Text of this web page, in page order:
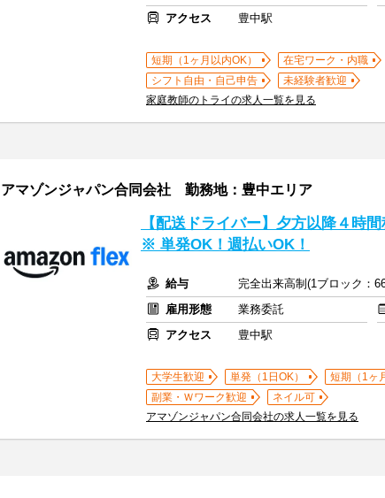
アクセス
豊中駅
短期（1ヶ月以内OK） 在宅ワーク・内職
シフト自由・自己申告
未経験者歓迎
家庭教師のトライの求人一覧を見る
アマゾンジャパン合同会社 勤務地：豊中エリア
【配送ドライバー】夕方以降４時
※ 単発OK！週払いOK！
給与
完全出来高制(1ブロック：
雇用形態
業務委託
アクセス
豊中駅
大学生歓迎 単発（1日OK）
短期（1ヶ
副業・Ｗワーク歓迎
ネイル可
アマゾンジャパン合同会社の求人一覧を見る